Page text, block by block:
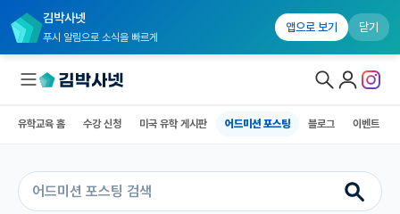
김박사넷
푸시 알림으로 소식을 빠르게
앱으로 보기 닫기
국내대학원 정보
유학교육 홈 수강 신청 미국 유학 게시판 어드미션 포스팅 블로그 이벤트
유학교육 홈 어드미션 포스팅 블로그